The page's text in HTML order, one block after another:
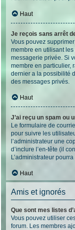
Haut
Je reçois sans arrêt
Vous pouvez
membre en utilisant
messagerie privée. Si
membre en particulier,
dernier a la possibilité
des messages privés.
Haut
J’ai reçu un spam ou
Le formulaire de
pour suivre les
l’administrateur une
d’inclure l’en-tête (il
L’administrateur
Haut
Amis et ignorés
Que sont mes listes
Vous pouvez utiliser
forum. Les membres